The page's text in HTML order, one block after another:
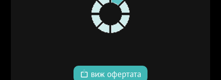
виж офертата